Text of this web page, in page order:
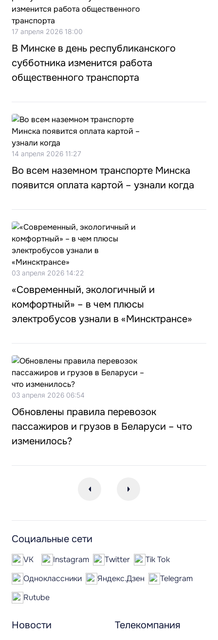
17 апреля 2026 18:00
В Минске в день республиканского
субботника изменится работа
общественного транспорта
14 апреля 2026 11:27
Во всем наземном транспорте Минска
появится оплата картой – узнали когда
03 апреля 2026 14:22
«Современный, экологичный и
комфортный» – в чем плюсы
электробусов узнали в «Минсктрансе»
03 апреля 2026 06:54
Обновлены правила перевозок
пассажиров и грузов в Беларуси – что
изменилось?
Новости Телекомпания
Социальные сети
VK Instagram Twitter
Tik Tok
Одноклассники
Яндекс.Дзен
Telegram
Rutube